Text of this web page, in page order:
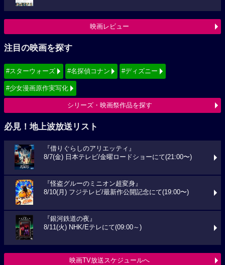
映画レビュー
注目の映画を探す
#スターウォーズ #名探偵コナン #ディズニー
#少女漫画原作実写化
シリーズ・映画祭作品を探す
必見！地上波放送リスト
『借りぐらしのアリエッティ』
8/7(金) 日本テレビ/金曜ロードショーにて(21:00〜)
『怪盗グルーのミニオン超変身』
8/10(月) フジテレビ/最新作公開記念にて(19:00〜)
『銀河鉄道の夜』
8/11(火) NHK/Eテレにて(09:00～)
映画TV放送スケジュールへ